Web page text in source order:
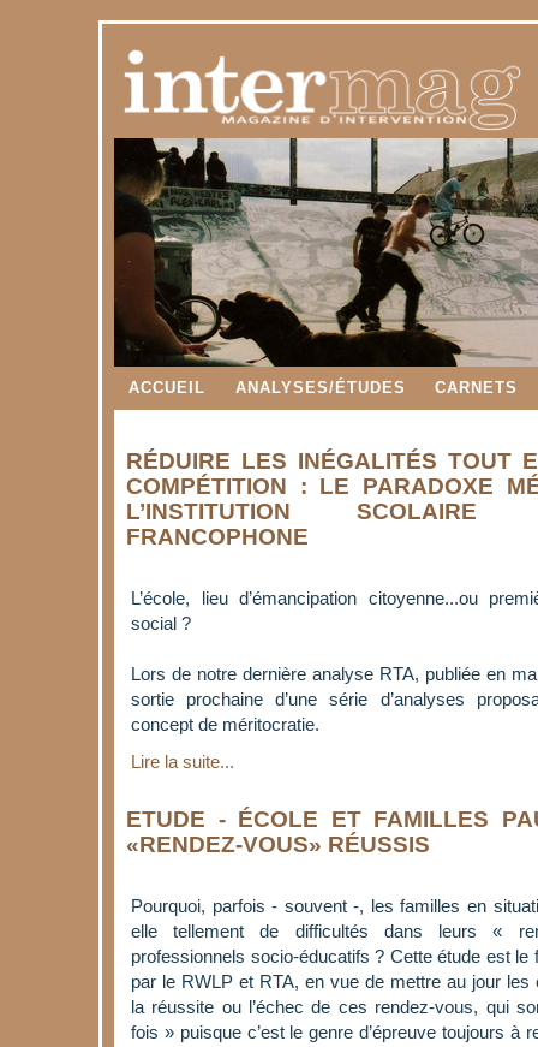
ACCUEIL ANALYSES/ÉTUDES CARNETS
RÉDUIRE LES INÉGALITÉS TOUT
COMPÉTITION : LE PARADOXE
L’INSTITUTION
FRANCOPHONE
L’école, lieu d’émancipation citoyenne...ou
social ?
Lors de notre dernière analyse RTA, publiée en
sortie prochaine d’une série d’analyses
concept de méritocratie.
Lire la suite...
ETUDE - ÉCOLE ET FAMILLES
«RENDEZ-VOUS» RÉUSSIS
Pourquoi, parfois - souvent -, les familles en
elle tellement de difficultés dans leurs «
professionnels socio-éducatifs ? Cette étude est le
par le RWLP et RTA, en vue de mettre au jour les
la réussite ou l’échec de ces rendez-vous, qui
fois » puisque c’est le genre d’épreuve toujours à